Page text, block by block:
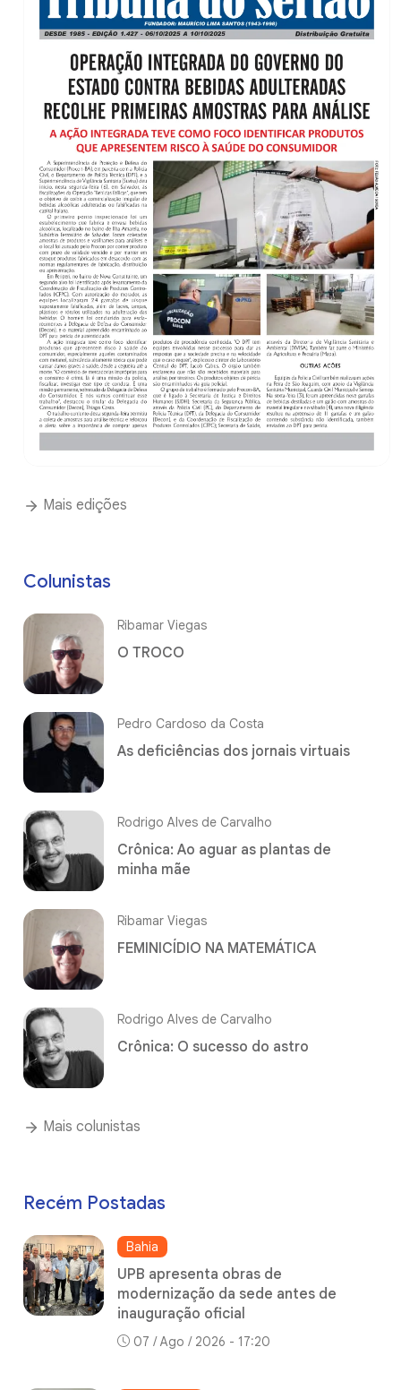
Mais edições
Colunistas
Ribamar Viegas
O TROCO
Pedro Cardoso da Costa
As deficiências dos jornais virtuais
Rodrigo Alves de Carvalho
Crônica: Ao aguar as plantas de
minha mãe
Ribamar Viegas
FEMINICÍDIO NA MATEMÁTICA
Rodrigo Alves de Carvalho
Crônica: O sucesso do astro
Mais colunistas
Recém Postadas
Bahia
UPB apresenta obras de
modernização da sede antes de
inauguração oficial
07 / Ago / 2026 - 17:20